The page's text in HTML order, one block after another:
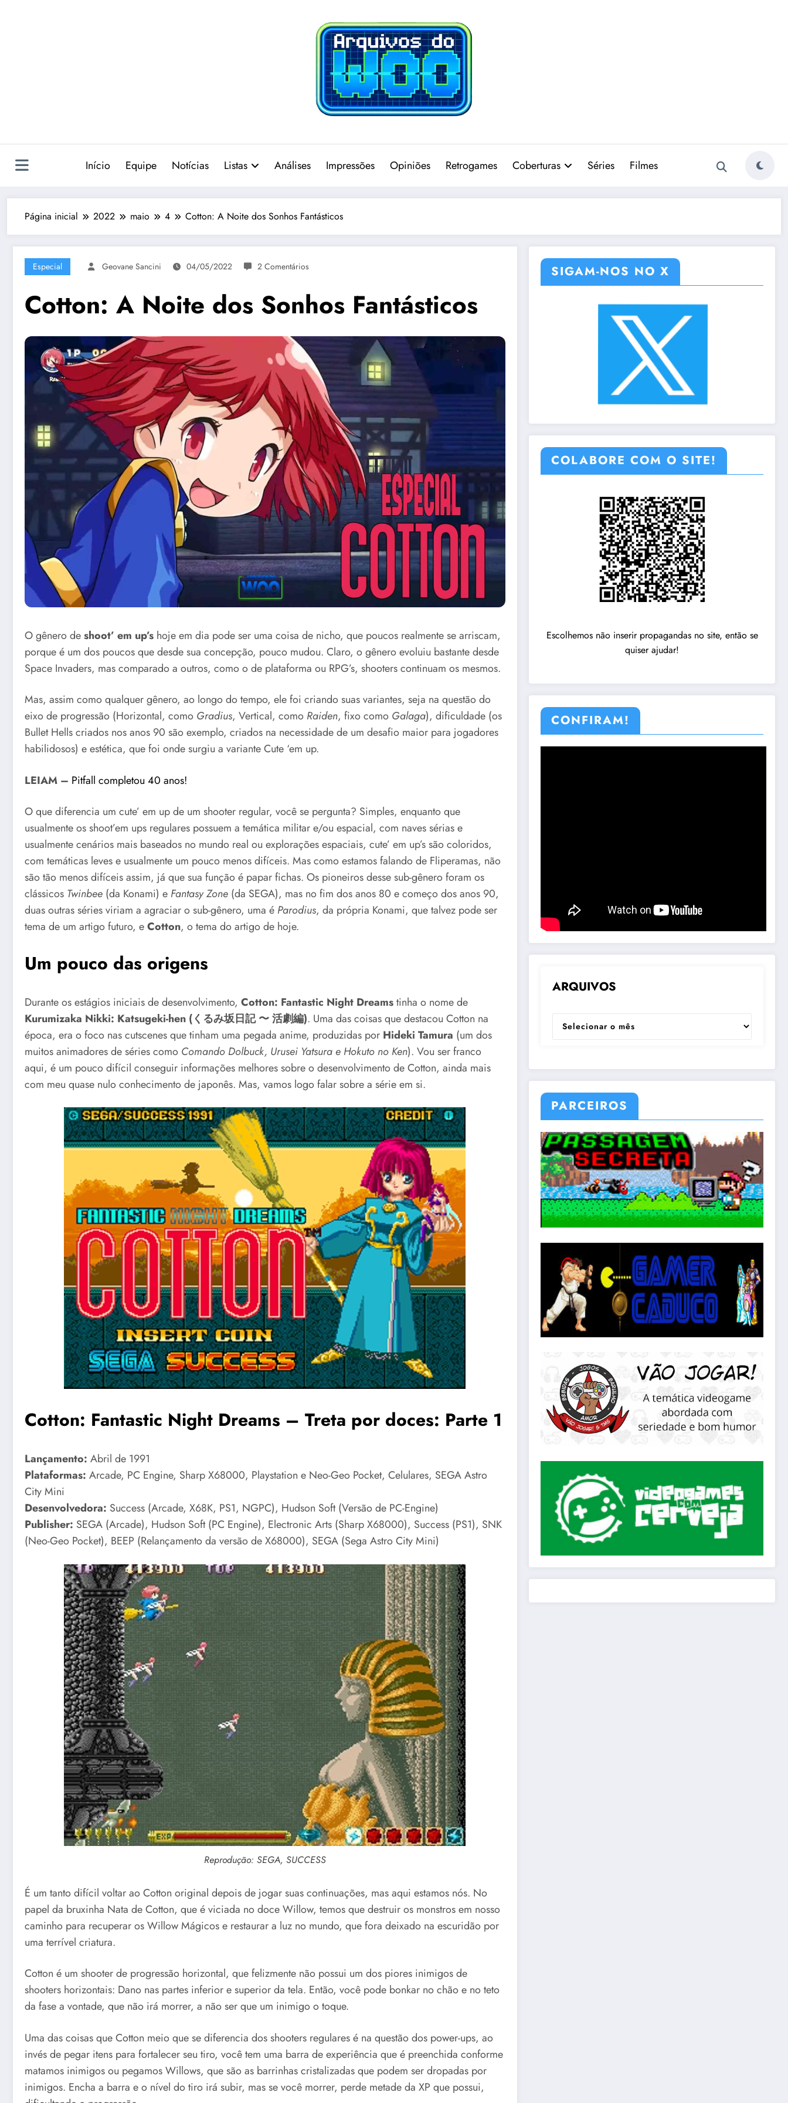
Início Equipe Notícias Listas Análises Impressões Opiniões Retrogames Coberturas Séries Filmes
Página inicial 2022 maio 4 Cotton: A Noite dos Sonhos Fantásticos
Especial Geovane Sancini 04/05/2022 2 Comentários
Cotton: A Noite dos Sonhos Fantásticos
O gênero deshoot’ em up’s hoje em dia pode ser uma coisa de nicho, que poucos realmente se arriscam,
porque é um dos poucos que desde sua concepção, pouco mudou. Claro, o gênero evoluiu bastante desde
Space Invaders, mas comparado a outros, como o de plataforma ou RPG’s, shooters continuam os mesmos.
Mas, assim como qualquer gênero, ao longo do tempo, ele foi criando suas variantes, seja na questão do
eixo de progressão (Horizontal, como Gradius, Vertical, como Raiden, fixo como Galaga), dificuldade (os
Bullet Hells criados nos anos 90 são exemplo, criados na necessidade de um desafio maior para jogadores
habilidosos) e estética, que foi onde surgiu a variante Cute ‘em up.
LEIAM – Pitfall completou 40 anos!
O que diferencia um cute’ em up de um shooter regular, você se pergunta? Simples, enquanto que
usualmente os shoot’em ups regulares possuem a temática militar e/ou espacial, com naves sérias e
usualmente cenários mais baseados no mundo real ou explorações espaciais, cute’ em up’s são coloridos,
com temáticas leves e usualmente um pouco menos difíceis. Mas como estamos falando de Fliperamas, não
são tão menos difíceis assim, já que sua função é papar fichas. Os pioneiros desse sub-gênero foram os
clássicos Twinbee (da Konami) e Fantasy Zone (da SEGA), mas no fim dos anos 80 e começo dos anos 90,
duas outras séries viriam a agraciar o sub-gênero, uma é Parodius, da própria Konami, que talvez pode ser
tema de um artigo futuro, eCotton, o tema do artigo de hoje.
Um pouco das origens
Durante os estágios iniciais de desenvolvimento, Cotton: Fantastic Night Dreamstinha o nome de
Kurumizaka Nikki: Katsugeki-hen ( くるみ坂日記 〜 活劇編). Uma das coisas que destacou Cotton na
época, era o foco nas cutscenes que tinham uma pegada anime, produzidas por Hideki Tamura (um dos
muitos animadores de séries como Comando Dolbuck, Urusei Yatsura e Hokuto no Ken). Vou ser franco
aqui, é um pouco difícil conseguir informações melhores sobre o desenvolvimento de Cotton, ainda mais
com meu quase nulo conhecimento de japonês. Mas, vamos logo falar sobre a série em si.
Cotton: Fantastic Night Dreams – Treta por doces: Parte 1
Lançamento: Abril de 1991
Plataformas: Arcade, PC Engine, Sharp X68000, Playstation e Neo-Geo Pocket, Celulares, SEGA Astro
City Mini
Desenvolvedora: Success (Arcade, X68K, PS1, NGPC), Hudson Soft (Versão de PC-Engine)
Publisher: SEGA (Arcade), Hudson Soft (PC Engine), Electronic Arts (Sharp X68000), Success (PS1), SNK
(Neo-Geo Pocket), BEEP (Relançamento da versão de X68000), SEGA (Sega Astro City Mini)
Reprodução: SEGA, SUCCESS
É um tanto difícil voltar ao Cotton original depois de jogar suas continuações, mas aqui estamos nós. No
papel da bruxinha Nata de Cotton, que é viciada no doce Willow, temos que destruir os monstros em nosso
caminho para recuperar os Willow Mágicos e restaurar a luz no mundo, que fora deixado na escuridão por
uma terrível criatura.
Cotton é um shooter de progressão horizontal, que felizmente não possui um dos piores inimigos de
shooters horizontais: Dano nas partes inferior e superior da tela. Então, você pode bonkar no chão e no teto
da fase a vontade, que não irá morrer, a não ser que um inimigo o toque.
Uma das coisas que Cotton meio que se diferencia dos shooters regulares é na questão dos power-ups, ao
invés de pegar itens para fortalecer seu tiro, você tem uma barra de experiência que é preenchida conforme
matamos inimigos ou pegamos Willows, que são as barrinhas cristalizadas que podem ser dropadas por
inimigos. Encha a barra e o nível do tiro irá subir, mas se você morrer, perde metade da XP que possui,
SIGAM-NOS NO X
COLABORE COM O SITE!
Escolhemos não inserir propagandas no site, então se
quiser ajudar!
CONFIRAM!
ARQUIVOS
ARQUIVOS
PARCEIROS